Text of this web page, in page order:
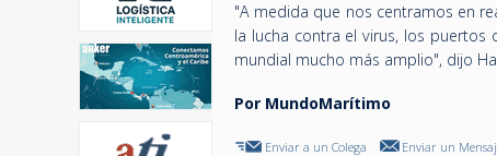
"A medida que nos centramos en
la lucha contra el virus, los puertos
mundial mucho más amplio", dijo
Por MundoMarítimo
Enviar a un Colega Enviar un